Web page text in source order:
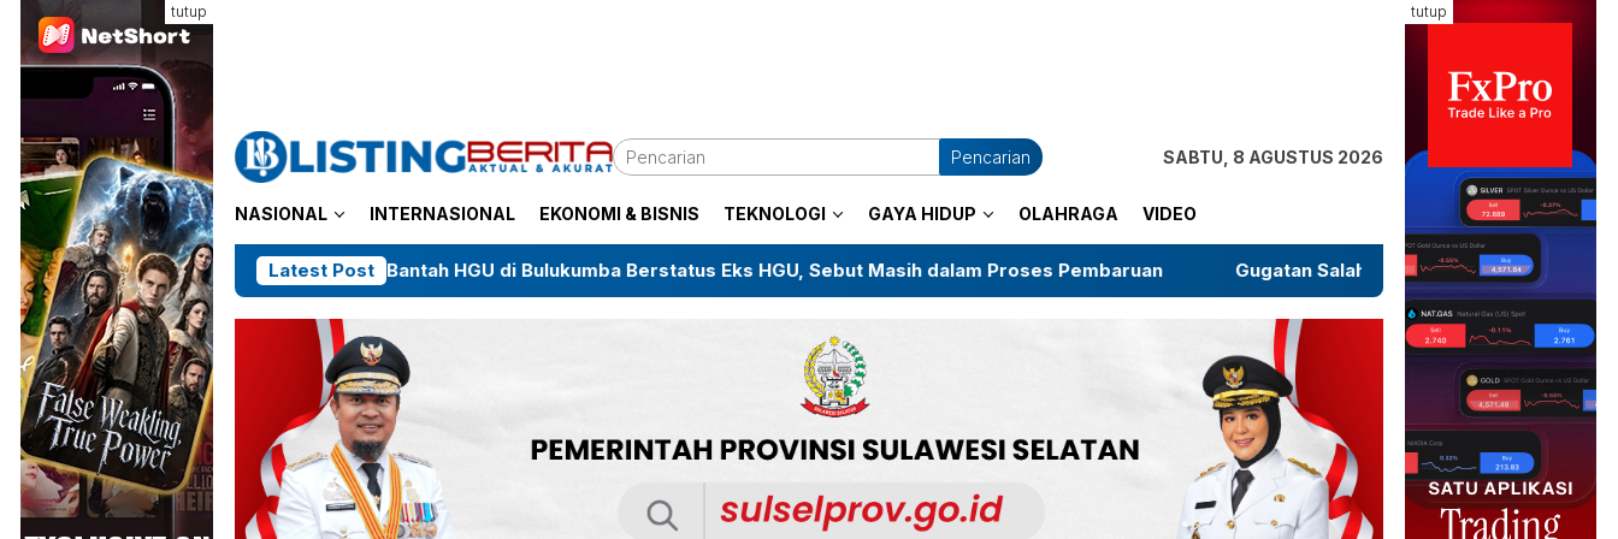
Loncat
konten
tutup tutup
Pencarian SABTU, 8 AGUSTUS 2026
NASIONAL INTERNASIONAL EKONOMI & BISNIS TEKNOLOGI GAYA HIDUP OLAHRAGA VIDEO
Latest Post
Lonsum Bantah HGU di Bulukumba Berstatus Eks HGU, Sebut Masih dalam Proses Pembaruan Gugatan Salah Subjek di PN Jeneponto Ditolak, Tergugat